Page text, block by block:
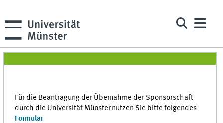
Für die Beantragung der Übernahme der Sponsorschaft
durch die Universität Münster nutzen Sie bitte folgendes
Formular